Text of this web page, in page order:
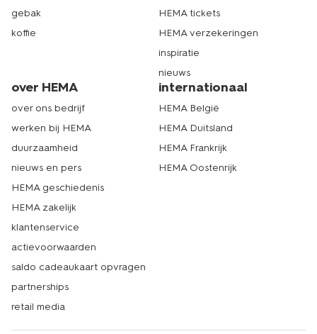
gebak
koffie
HEMA tickets
HEMA verzekeringen
inspiratie
nieuws
over HEMA
over ons bedrijf
werken bij HEMA
duurzaamheid
nieuws en pers
HEMA geschiedenis
HEMA zakelijk
klantenservice
actievoorwaarden
saldo cadeaukaart opvragen
partnerships
retail media
internationaal
HEMA België
HEMA Duitsland
HEMA Frankrijk
HEMA Oostenrijk